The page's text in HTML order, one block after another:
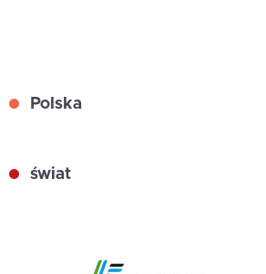
Polska
świat